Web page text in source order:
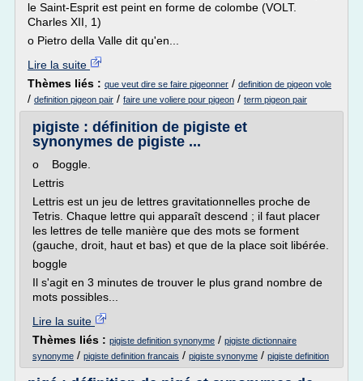
le Saint-Esprit est peint en forme de colombe (VOLT.
Charles XII, 1)
o Pietro della Valle dit qu'en...
Lire la suite
Thèmes liés : que veut dire se faire pigeonner / definition de pigeon vole
/ definition pigeon pair / faire une voliere pour pigeon / term pigeon pair
pigiste : définition de pigiste et
synonymes de pigiste ...
o Boggle.
Lettris
Lettris est un jeu de lettres gravitationnelles proche de
Tetris. Chaque lettre qui apparaît descend ; il faut placer
les lettres de telle manière que des mots se forment
(gauche, droit, haut et bas) et que de la place soit libérée.
boggle
Il s'agit en 3 minutes de trouver le plus grand nombre de
mots possibles...
Lire la suite
Thèmes liés : pigiste definition synonyme / pigiste dictionnaire
synonyme / pigiste definition francais / pigiste synonyme / pigiste definition